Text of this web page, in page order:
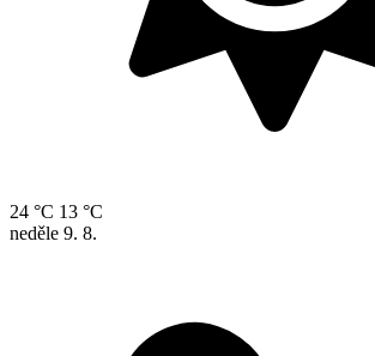
24 °C 13 °C
neděle 9. 8.